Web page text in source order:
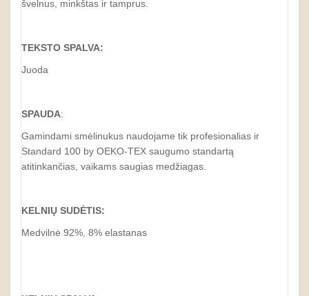
švelnus, minkštas ir tamprus.
TEKSTO SPALVA:
Juoda
SPAUDA:
Gamindami smėlinukus naudojame tik profesionalias ir
Standard 100 by OEKO-TEX saugumo standartą
atitinkančias, vaikams saugias medžiagas.
KELNIŲ SUDĖTIS:
Medvilnė 92%, 8% elastanas